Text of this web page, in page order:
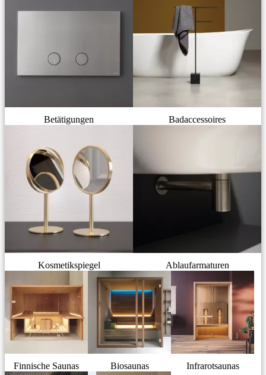
Betätigungen Badaccessoires
Kosmetikspiegel Ablaufarmaturen
Finnische Saunas Biosaunas Infrarotsaunas